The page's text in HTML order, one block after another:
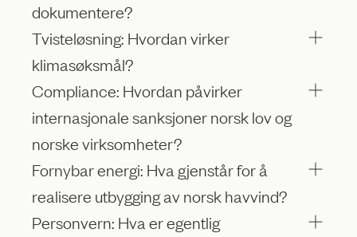
dokumentere?
Tvisteløsning: Hvordan virker
klimasøksmål?
Compliance: Hvordan påvirker
internasjonale sanksjoner norsk lov og
norske virksomheter?
Fornybar energi: Hva gjenstår for å
realisere utbygging av norsk havvind?
Personvern: Hva er egentlig